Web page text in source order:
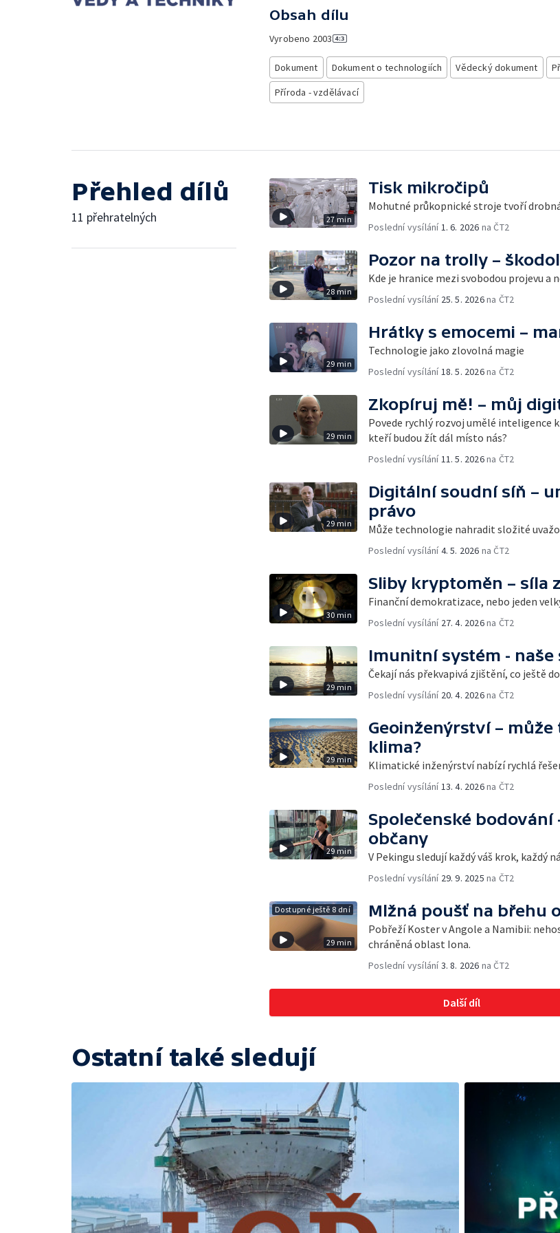
Obsah dílu
Vyrobeno 2003
Dokument Dokument o technologiích Vědecký dokument
Příroda - vzdělávací
Přehled dílů
11 přehratelných 27 min
Tisk mikročipů
Mohutné průkopnické stroje tvoří
Poslední vysílání 1. 6. 2026 na ČT2
28 min
Pozor na trolly –
Kde je hranice mezi svobodou projevu a
Poslední vysílání 25. 5. 2026na ČT2
29 min
Hrátky s emocemi –
Technologie jako zlovolná magie
Poslední vysílání 18. 5. 2026na ČT2
29 min
Zkopíruj mě! – můj
Povede rychlý rozvoj umělé inteligence
kteří budou žít dál místo nás?
Poslední vysílání 11. 5. 2026na ČT2
29 min
Digitální soudní síň –
právo
Může technologie nahradit složité
Poslední vysílání4. 5. 2026 na ČT2
30 min
Sliby kryptoměn – síla
Finanční demokratizace, nebo jeden
Poslední vysílání 27. 4. 2026na ČT2
29 min
Imunitní systém -
Čekají nás překvapivá zjištění, co ještě
Poslední vysílání 20. 4. 2026na ČT2
29 min
Geoinženýrství –
klima?
Klimatické inženýrství nabízí rychlá
Poslední vysílání 13. 4. 2026na ČT2
29 min
Společenské bodování
občany
V Pekingu sledují každý váš krok, každý
Poslední vysílání 29. 9. 2025 na ČT2
Dostupné ještě 8 dní
29 min
Mlžná poušť na břehu
Pobřeží Koster v Angole a Namibii:
chráněná oblast Iona.
Poslední vysílání3. 8. 2026 na ČT2
Další díl
Ostatní také sledují